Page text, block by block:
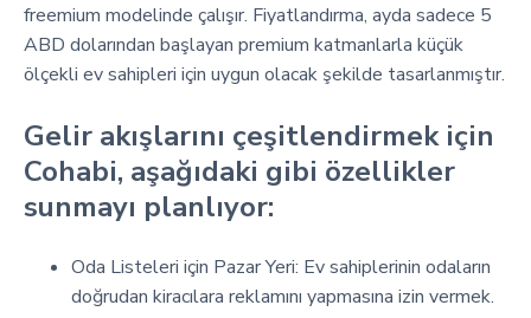
freemium modelinde çalışır. Fiyatlandırma, ayda sadece 5
ABD dolarından başlayan premium katmanlarla küçük
ölçekli ev sahipleri için uygun olacak şekilde tasarlanmıştır.
Gelir akışlarını çeşitlendirmek için
Cohabi, aşağıdaki gibi özellikler
sunmayı planlıyor:
Oda Listeleri için Pazar Yeri: Ev sahiplerinin odaların
doğrudan kiracılara reklamını yapmasına izin vermek.